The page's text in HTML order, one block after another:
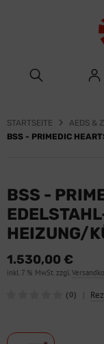
STARTSEITE AEDS &
BSS -
HEIZUNG/
1.530,00 €
inkl. 7 % MwSt. zzgl.
(0) |